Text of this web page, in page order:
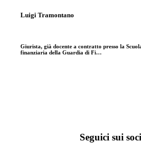
Luigi Tramontano
Giurista, già docente a contratto presso la
finanziaria della Guardia di Fi…
Seguici sui